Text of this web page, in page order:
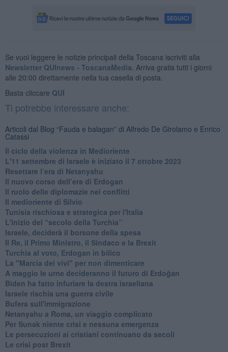
Se vuoi leggere le notizie principali della Toscana iscriviti alla
Newsletter QUInews - ToscanaMedia. Arriva gratis tutti i giorni
alle 20:00 direttamente nella tua casella di posta.
Basta cliccare QUI
Ti potrebbe interessare anche:
Articoli dal Blog “Fauda e balagan” di Alfredo De Girolamo e Enrico
Catassi
Il ciclo della violenza in Medioriente
L'11 settembre di Israele è iniziato il 7 ottobre 2023
Resettare l’era di Netanyahu
​Il nuovo corso dell’era di Erdogan
Il ruolo delle diplomazie nei conflitti
Il medioriente di Silvio
Tunisia rischiosa e strategica per l'Italia
L'inizio del “secolo della Turchia”
Israele, deciderà il borsone della spesa
Il Re, il Primo Ministro, il Sindaco e la Brexit
Turchia al voto, Erdogan in bilico
La "Marcia dei vivi" per non dimenticare
A maggio le urne decideranno il futuro di Erdoğan
Biden ha fatto infuriare la destra israeliana
Israele rischia una guerra civile
Bufera sull'immigrazione
Netanyahu a Roma, un viaggio complicato
Per Sunak niente crisi e nessuna emergenza
Le persecuzioni ai cristiani continuano da secoli
Le crisi post Brexit